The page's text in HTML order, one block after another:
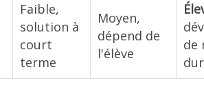
Faible,
solution à
court
terme
Moyen,
dépend de
l'élève
de